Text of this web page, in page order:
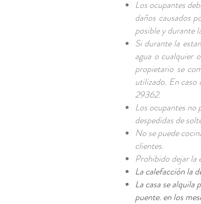
Los ocupantes
daños causados
posible y durante
Si durante la
agua o cualquier
propietario se
utilizado. En caso
29362.
Los ocupantes no
despedidas de
No se puede
clientes.
Prohibido dejar la
La calefacción la
La casa se alquila
puente. en los